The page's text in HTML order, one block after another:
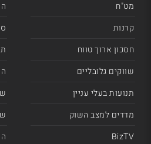
מט"ח
קרנות
חסכון ארוך טווח
שווקים גלובליים
תנועות בעלי עניין
מדדים למצב השוק
BizTV